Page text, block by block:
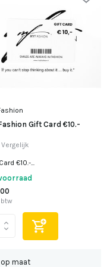
Gift Card €10.-
Vergelijk
€10.-...
btw
maat